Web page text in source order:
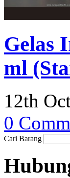
Gelas
ml
12th
0
Cari Barang